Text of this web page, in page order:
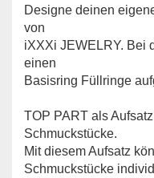
Designe deinen
von
iXXXi JEWELRY. Bei
einen
Basisring Füllringe
TOP PART ​als
Schmuckstücke.
Mit diesem Aufsatz
Schmuckstücke